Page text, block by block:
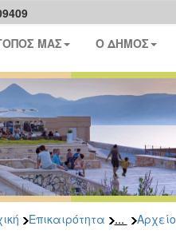
ΜΑΣ
Ο ΔΗΜΟΣ
Επικαιρότητα ... Αρχείο